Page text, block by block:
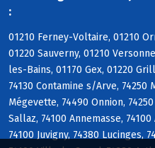
:
01210 Ferney-Voltaire, 01210
01220 Sauverny, 01210
les-Bains, 01170 Gex, 01220
74130 Contamine s/Arve,
Mégevette, 74490 Onnion,
Sallaz, 74100 Annemasse,
74100 Juvigny, 74380 Lucinges,